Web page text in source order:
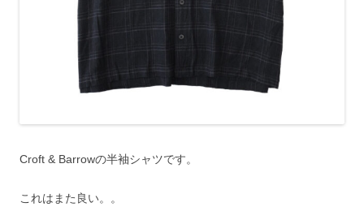
Croft & Barrowの半袖シャツです。
これはまた良い。。